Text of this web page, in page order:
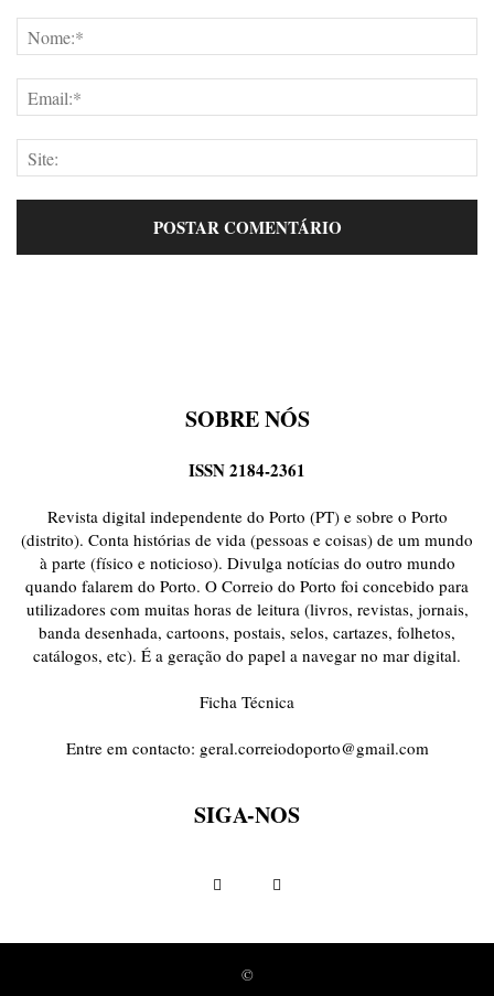
SOBRE NÓS
ISSN 2184-2361
Revista digital independente do Porto (PT) e sobre o Porto
(distrito). Conta histórias de vida (pessoas e coisas) de um mundo
à parte (físico e noticioso). Divulga notícias do outro mundo
quando falarem do Porto. O Correio do Porto foi concebido para
utilizadores com muitas horas de leitura (livros, revistas, jornais,
banda desenhada, cartoons, postais, selos, cartazes, folhetos,
catálogos, etc). É a geração do papel a navegar no mar digital.
Ficha Técnica
Entre em contacto: geral.correiodoporto@gmail.com
SIGA-NOS
©